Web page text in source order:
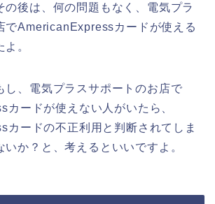
の後は、何の問題もなく、電気プラ
でAmericanExpressカードが使える
。
し、電気プラスサポートのお店で
ードが使えない人がいたら、
カードの不正利用と判断されてしま
いか？と、考えるといいですよ。